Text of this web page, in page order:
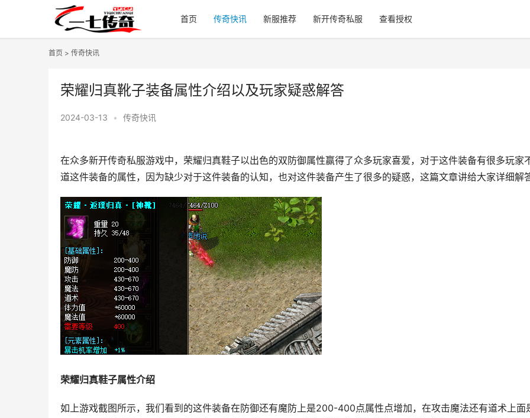
首页 传奇快讯 新服推荐 新开传奇私服 查看授权
首页 > 传奇快讯
荣耀归真靴子装备属性介绍以及玩家疑惑解答
2024-03-13 • 传奇快讯
在众多新开传奇私服游戏中，荣耀归真鞋子以出色的双防御属性赢得了众多玩家喜爱，对于这件装备有很多玩家
道这件装备的属性，因为缺少对于这件装备的认知，也对这件装备产生了很多的疑惑，这篇文章讲给大家详细解答
荣耀归真鞋子属性介绍
如上游戏截图所示，我们看到的这件装备在防御还有魔防上是200-400点属性点增加，在攻击魔法还有道术上面